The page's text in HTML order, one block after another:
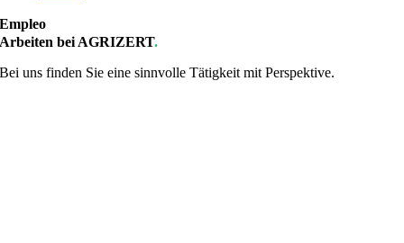
Empleo
Arbeiten bei AGRIZERT.
Bei uns finden Sie eine sinnvolle Tätigkeit mit Perspektive.